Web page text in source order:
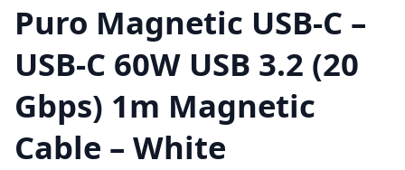
Puro Magnetic USB-C –
USB-C 60W USB 3.2 (20
Gbps) 1m Magnetic
Cable – White